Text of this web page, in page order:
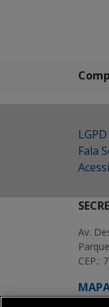
LGPD
Fala
Av.
CEP.: